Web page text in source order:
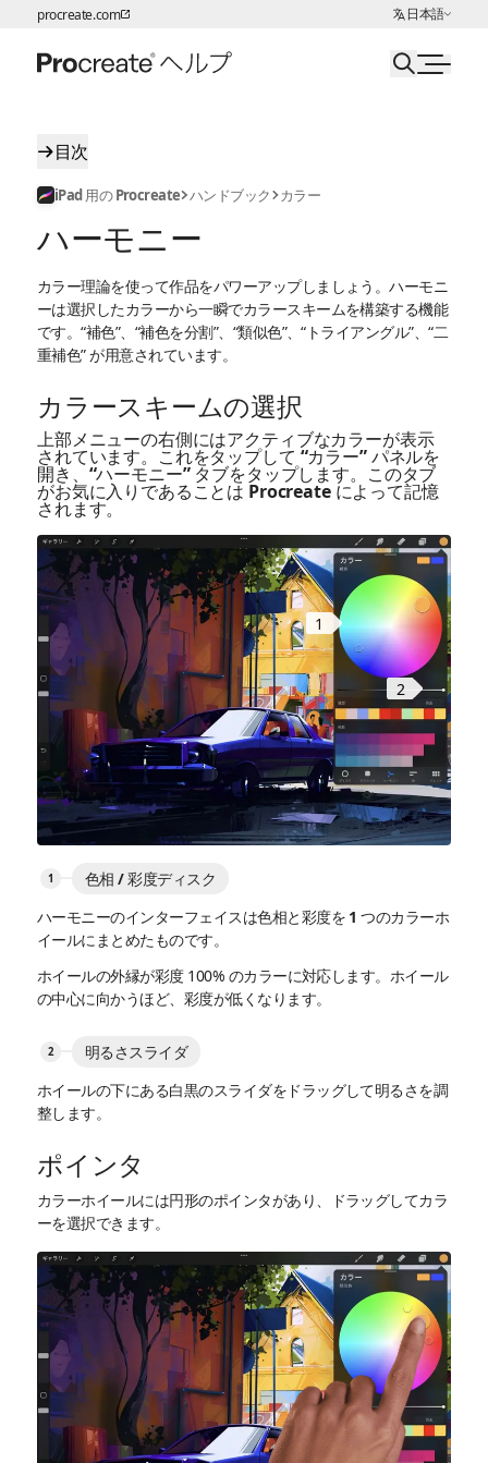
ページコンテンツへスキップ
procreate.com 日本語
言語の選択:
目次
iPad 用の Procreate ハンドブック カラー
ハーモニー
カラー理論を使って作品をパワーアップしましょう。ハーモニ
ーは選択したカラーから一瞬でカラースキームを構築する機能
です。“補色”、“補色を分割”、“類似色”、“トライアングル”、“二
重補色” が用意されています。
カラースキームの選択
上部メニューの右側にはアクティブなカラーが表示
されています。これをタップして “カラー” パネルを
開き、“ハーモニー” タブをタップします。このタブ
がお気に入りであることは Procreate によって記憶
されます。
1
2
色相 / 彩度ディスク
ハーモニーのインターフェイスは色相と彩度を 1 つのカラーホ
イールにまとめたものです。
ホイールの外縁が彩度 100% のカラーに対応します。ホイール
の中心に向かうほど、彩度が低くなります。
明るさスライダ
ホイールの下にある白黒のスライダをドラッグして明るさを調
整します。
ポインタ
カラーホイールには円形のポインタがあり、ドラッグしてカラ
ーを選択できます。